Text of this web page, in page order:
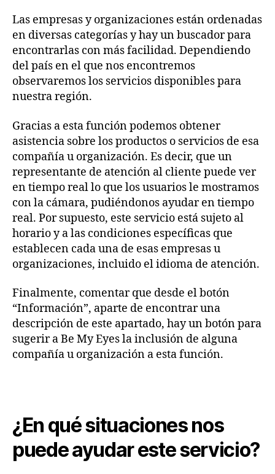
Las empresas y organizaciones están ordenadas
en diversas categorías y hay un buscador para
encontrarlas con más facilidad. Dependiendo
del país en el que nos encontremos
observaremos los servicios disponibles para
nuestra región.
Gracias a esta función podemos obtener
asistencia sobre los productos o servicios de esa
compañía u organización. Es decir, que un
representante de atención al cliente puede ver
en tiempo real lo que los usuarios le mostramos
con la cámara, pudiéndonos ayudar en tiempo
real. Por supuesto, este servicio está sujeto al
horario y a las condiciones específicas que
establecen cada una de esas empresas u
organizaciones, incluido el idioma de atención.
Finalmente, comentar que desde el botón
“Información”, aparte de encontrar una
descripción de este apartado, hay un botón para
sugerir a Be My Eyes la inclusión de alguna
compañía u organización a esta función.
¿En qué situaciones nos
puede ayudar este servicio?